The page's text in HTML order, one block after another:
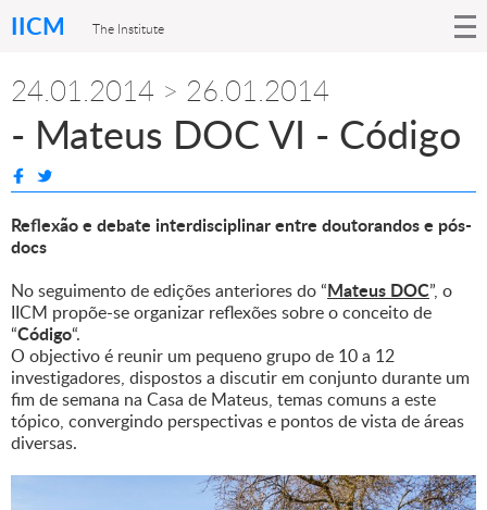
IICM The Institute
24.01.2014 > 26.01.2014
- Mateus DOC VI - Código
Reflexão e debate interdisciplinar entre doutorandos e pós-
docs
No seguimento de edições anteriores do “Mateus DOC”, o
IICM propõe-se organizar reflexões sobre o conceito de
“Código“.
O objectivo é reunir um pequeno grupo de 10 a 12
investigadores, dispostos a discutir em conjunto durante um
fim de semana na Casa de Mateus, temas comuns a este
tópico, convergindo perspectivas e pontos de vista de áreas
diversas.